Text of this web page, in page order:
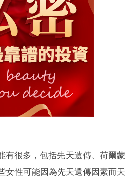
有很多，包括先天遺傳、荷爾蒙
女性可能因為先天遺傳因素而天